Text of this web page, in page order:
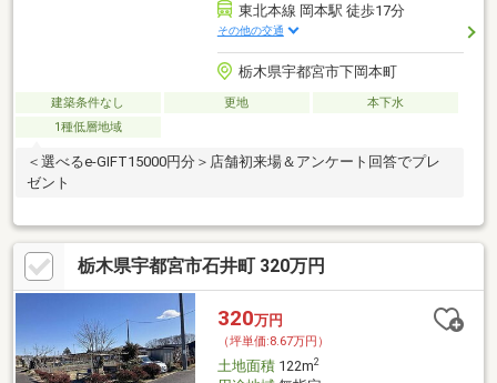
東北本線 岡本駅 徒歩17分
その他の交通
栃木県宇都宮市下岡本町
建築条件なし 更地
本下水
1種低層地域
＜選べるe-GIFT15000円分＞店舗初来場＆アンケート回答でプレ
ゼント
栃木県宇都宮市石井町 320万円
320万円
（坪単価:8.67万円）
土地面積122m2